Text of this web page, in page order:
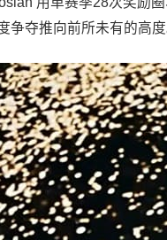
争夺推向前所未有的高度